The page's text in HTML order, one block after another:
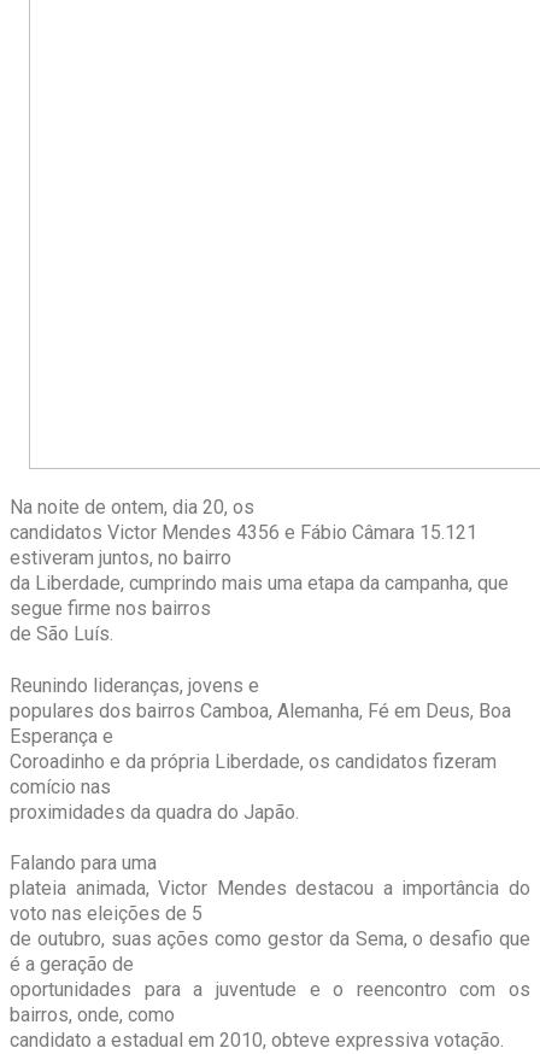
Na noite de ontem, dia 20, os
candidatos Victor Mendes 4356 e Fábio Câmara 15.121
estiveram juntos, no bairro
da Liberdade, cumprindo mais uma etapa da campanha, que
segue firme nos bairros
de São Luís.
Reunindo lideranças, jovens e
populares dos bairros Camboa, Alemanha, Fé em Deus, Boa
Esperança e
Coroadinho e da própria Liberdade, os candidatos fizeram
comício nas
proximidades da quadra do Japão.
Falando para uma
plateia animada, Victor Mendes destacou a importância do
voto nas eleições de 5
de outubro, suas ações como gestor da Sema, o desafio que
é a geração de
oportunidades para a juventude e o reencontro com os
bairros, onde, como
candidato a estadual em 2010, obteve expressiva votação.